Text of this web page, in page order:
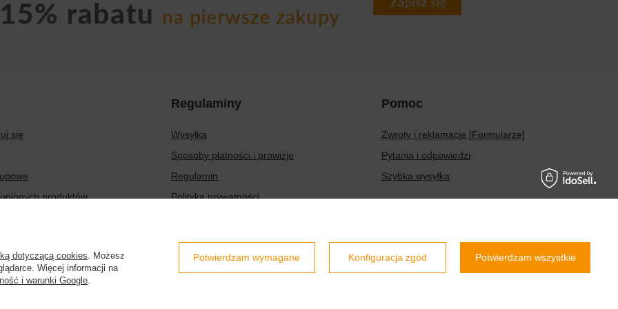
się
produktów
Regulaminy
Wysyłka
Sposoby płatności i prowizje
Regulamin
Polityka prywatności
Pomoc
Zwroty i reklamacje [Formularze]
Pytania i odpowiedzi
Szybka wysyłka
4.9
799 opinii
dotyczącą cookies . Możesz
Więcej informacji na
i warunki Google
Potwierdzam wymagane Konfiguracja zgód Potwierdzam wszystkie